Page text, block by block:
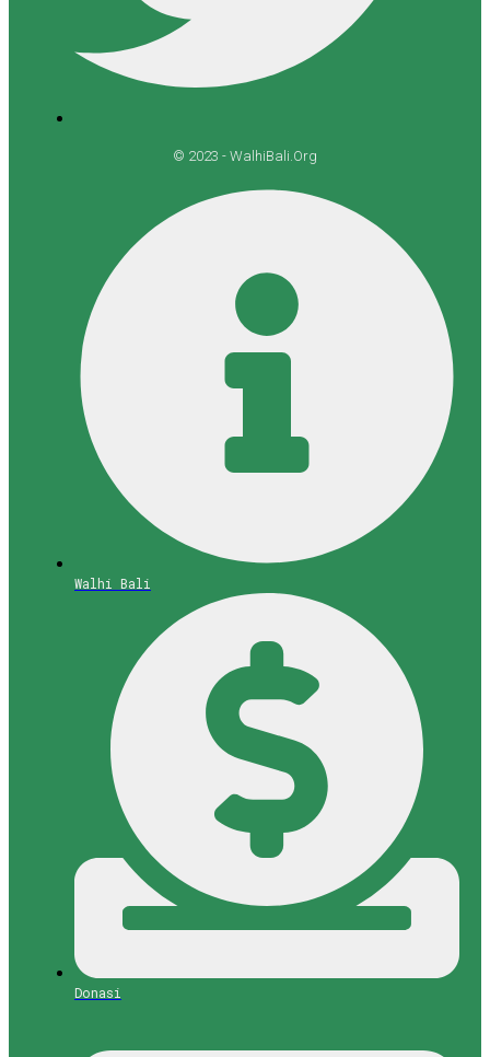
© 2023 - WalhiBali.Org
Walhi Bali
Donasi